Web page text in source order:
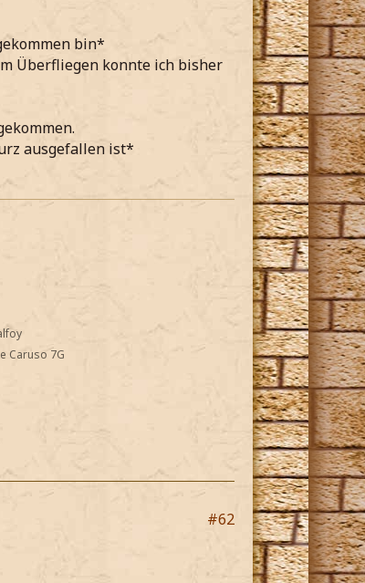
bin*
Überfliegen konnte ich bisher
ausgefallen ist*
Caruso 7G
#62